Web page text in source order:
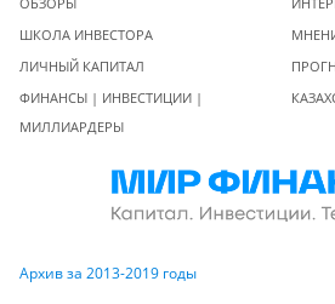
ШКОЛА ИНВЕСТОРА
ЛИЧНЫЙ КАПИТАЛ
ФИНАНСЫ | ИНВЕСТИЦИИ |
МИЛЛИАРДЕРЫ
Архив за 2013-2019 годы